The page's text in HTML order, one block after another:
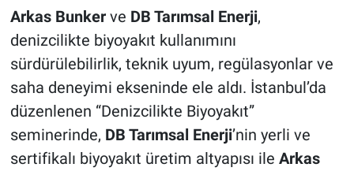
Arkas Bunkerve DB Tarımsal Enerji,
denizcilikte biyoyakıt kullanımını
sürdürülebilirlik, teknik uyum, regülasyonlar ve
saha deneyimi ekseninde ele aldı. İstanbul’da
düzenlenen “Denizcilikte Biyoyakıt”
seminerinde, DB Tarımsal Enerji’nin yerli ve
sertifikalı biyoyakıt üretim altyapısı ile Arkas